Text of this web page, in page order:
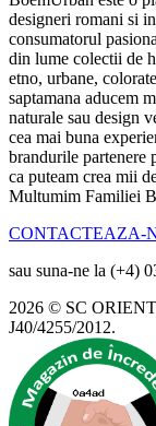
designeri romani si
consumatorul
din lume colectii de
etno, urbane,
saptamana aducem
naturale sau design
cea mai buna
brandurile partenere
ca puteam crea mii
Multumim Familiei
CONTACTEAZA-
sau suna-ne la (+4)
2026 © SC
J40/4255/2012.